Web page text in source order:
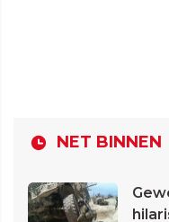
NET BINNEN